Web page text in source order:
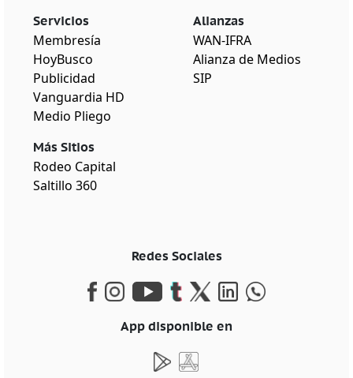
Servicios
Membresía
HoyBusco
Publicidad
Vanguardia HD
Medio Pliego
Más Sitios
Rodeo Capital
Saltillo 360
Alianzas
WAN-IFRA
Alianza de Medios
SIP
Redes Sociales
App disponible en